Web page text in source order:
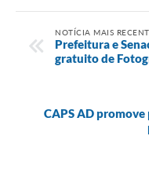
NOTÍCIA MAIS
Prefeitura e
gratuito de
CAPS AD promove